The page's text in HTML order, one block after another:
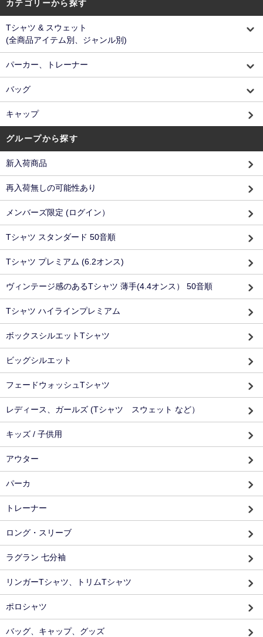
カテゴリーから探す
Tシャツ & スウェット
(全商品アイテム別、ジャンル別)
パーカー、トレーナー
バッグ
キャップ
グループから探す
新入荷商品
再入荷無しの可能性あり
メンバーズ限定 (ログイン）
Tシャツ スタンダード 50音順
Tシャツ プレミアム (6.2オンス)
ヴィンテージ感のあるTシャツ 薄手(4.4オンス） 50音順
Tシャツ ハイラインプレミアム
ボックスシルエットTシャツ
ビッグシルエット
フェードウォッシュTシャツ
レディース、ガールズ (Tシャツ スウェット など）
キッズ / 子供用
アウター
パーカ
トレーナー
ロング・スリーブ
ラグラン 七分袖
リンガーTシャツ、トリムTシャツ
ポロシャツ
バッグ、キャップ、グッズ